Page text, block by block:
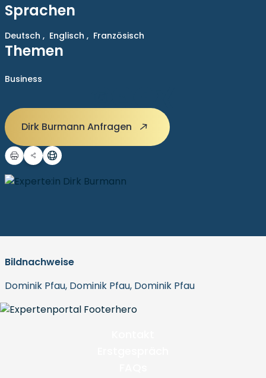
Sprachen
Deutsch , Englisch , Französisch
Themen
Business
Dirk Burmann Anfragen
Bildnachweise
Dominik Pfau, Dominik Pfau, Dominik Pfau